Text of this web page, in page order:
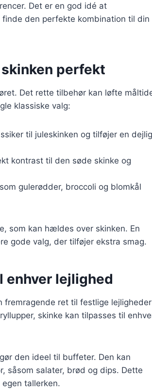
Det er en god idé at
den perfekte kombination til din
perfekt
Det rette tilbehør kan løfte
klassiske valg:
til juleskinken og tilføjer en dejlig
kontrast til den søde skinke og
gulerødder, broccoli og blomkål
som kan hældes over skinken. En
gode valg, der tilføjer ekstra smag.
enhver lejlighed
fremragende ret til festlige lejligheder
skinke kan tilpasses til
den ideel til buffeter. Den kan
såsom salater, brød og dips. Dette
tallerken.